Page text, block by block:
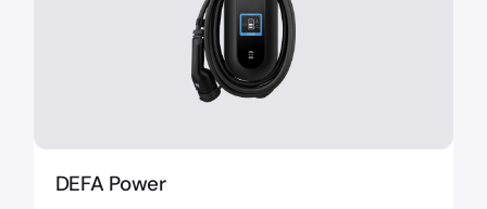
DEFA Power